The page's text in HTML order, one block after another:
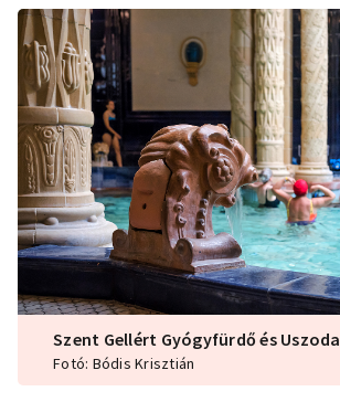
Szent Gellért Gyógyfürdő és Uszoda
Fotó: Bódis Krisztián